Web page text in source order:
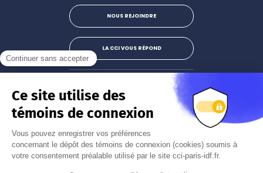
NOUS REJOINDRE
LA CCI VOUS RÉPOND
Instagram
S'abonner à la newsletter